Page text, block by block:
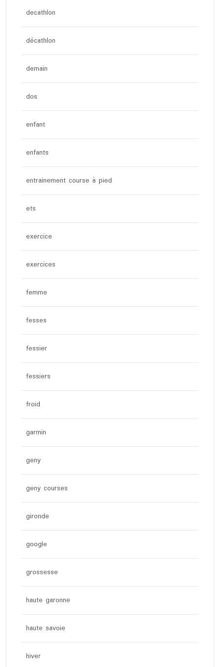
decathlon
décathlon
demain
dos
enfant
enfants
entrainement course à pied
ets
exercice
exercices
femme
fesses
fessier
fessiers
froid
garmin
geny
geny courses
gironde
google
grossesse
haute garonne
haute savoie
hiver